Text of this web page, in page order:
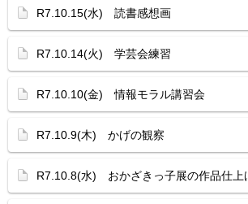
R7.10.15(水) 読書感想画
R7.10.14(火) 学芸会練習
R7.10.10(金) 情報モラル講習会
R7.10.9(木) かげの観察
R7.10.8(水) おかざきっ子展の作品仕上